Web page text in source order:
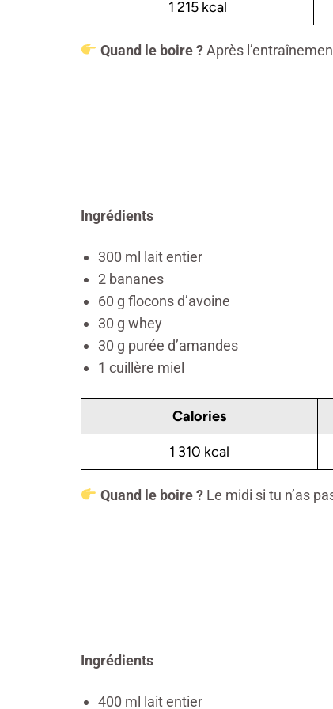
1 215 kcal
Quand le boire ?Après
Ingrédients
300 ml lait entier
2 bananes
60 g flocons d’avoine
30 g whey
30 g purée d’amandes
1 cuillère miel
Calories
1 310 kcal
Quand le boire ?Le midi si tu n’as
Ingrédients
400 ml lait entier